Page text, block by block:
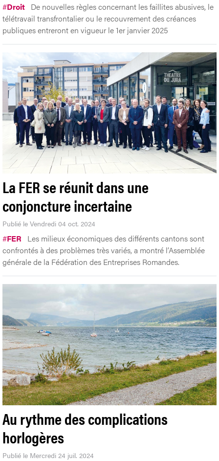
#Droit De nouvelles règles concernant les faillites abusives, le
télétravail transfrontalier ou le recouvrement des créances
publiques entreront en vigueur le 1er janvier 2025
La FER se réunit dans une
conjoncture incertaine
Publié le Vendredi 04 oct. 2024
#FER
Les milieux économiques des différents cantons sont
confrontés à des problèmes très variés, a montré l’Assemblée
générale de la Fédération des Entreprises Romandes.
Au rythme des complications
horlogères
Publié le Mercredi 24 juil. 2024